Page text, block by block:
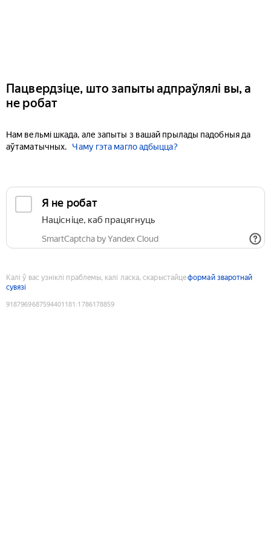
Пацвердзіце, што запыты адпраўлялі вы, а
не робат
Нам вельмі шкада, але запыты з вашай прылады падобныя да
аўтаматычных.
Чаму гэта магло адбыцца?
Я не робат
Націсніце, каб працягнуць
SmartCaptcha by Yandex Cloud
Калі ў вас узніклі праблемы, калі ласка, скарыстайцеформай зваротнай
сувязі
9187969687594401181 :1786178859